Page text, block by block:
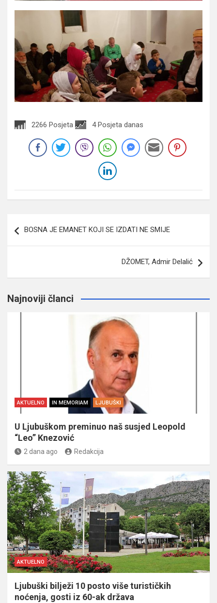
2266 Posjeta 4 Posjeta danas
članaka
BOSNA JE EMANET KOJI SE IZDATI NE SMIJE
DŽOMET, Admir Delalić
Najnoviji članci
AKTUELNO IN MEMORIAM LJUBUŠKI
U Ljubuškom preminuo naš susjed Leopold
“Leo” Knezović
2 dana ago Redakcija
AKTUELNO
Ljubuški bilježi 10 posto više turističkih
noćenja, gosti iz 60-ak država